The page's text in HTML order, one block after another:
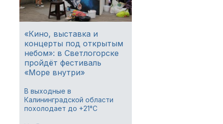
«Кино, выставка и
концерты под открытым
небом»: в Светлогорске
пройдёт фестиваль
«Море внутри»
В выходные в
Калининградской области
похолодает до +21°C